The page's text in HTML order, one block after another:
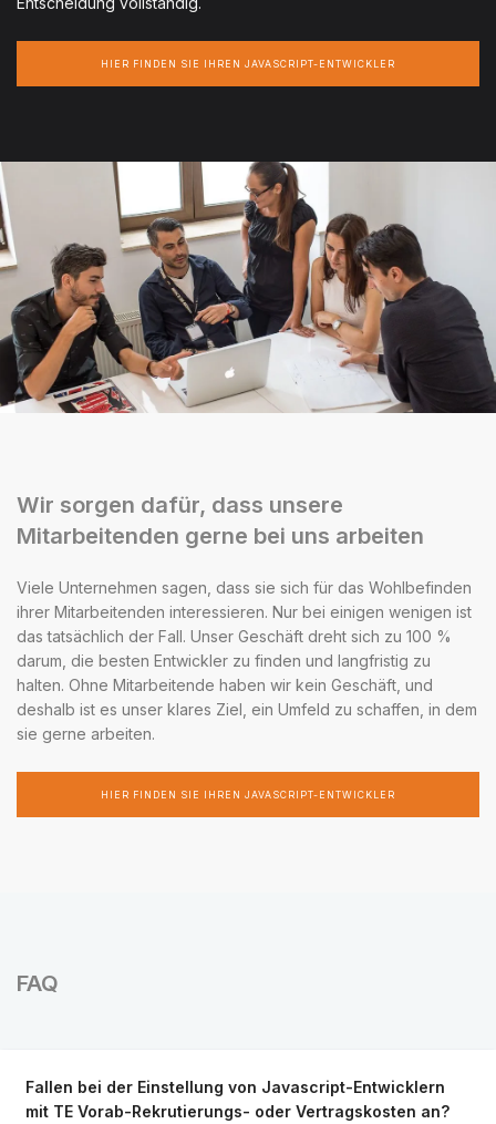
HIER FINDEN SIE IHREN JAVASCRIPT-ENTWICKLER
Wir sorgen dafür, dass unsere
Mitarbeitenden gerne bei uns arbeiten
Viele Unternehmen sagen, dass sie sich für das Wohlbefinden
ihrer Mitarbeitenden interessieren. Nur bei einigen wenigen ist
das tatsächlich der Fall. Unser Geschäft dreht sich zu 100 %
darum, die besten Entwickler zu finden und langfristig zu
halten. Ohne Mitarbeitende haben wir kein Geschäft, und
deshalb ist es unser klares Ziel, ein Umfeld zu schaffen, in dem
sie gerne arbeiten.
HIER FINDEN SIE IHREN JAVASCRIPT-ENTWICKLER
FAQ
Fallen bei der Einstellung von Javascript-Entwicklern
mit TE Vorab-Rekrutierungs- oder Vertragskosten an?